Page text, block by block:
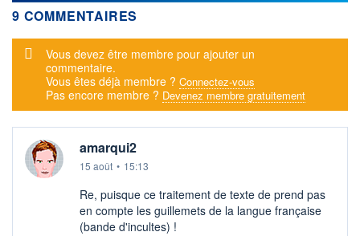
9 COMMENTAIRES
Message d'alerte
Vous devez être membre pour ajouter un
commentaire.
Vous êtes déjà membre ? Connectez-vous
Pas encore membre ? Devenez membre gratuitement
amarqui2
15 août • 15:13
Re, puisque ce traitement de texte de prend pas
en compte les guillemets de la langue française
(bande d'incultes) !